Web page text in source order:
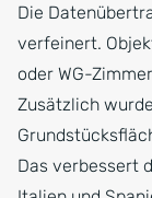
Die
verfeinert.
oder WG-
Zusätzlich
Das verbessert